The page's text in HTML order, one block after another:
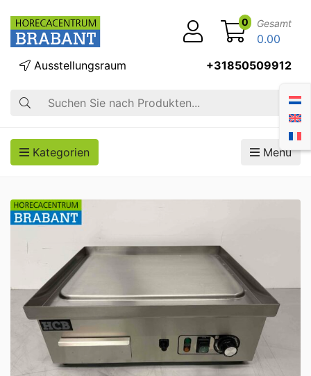
Suche
Ausstellungsraum +31850509912
0 Gesamt
0.00
Kategorien Menü